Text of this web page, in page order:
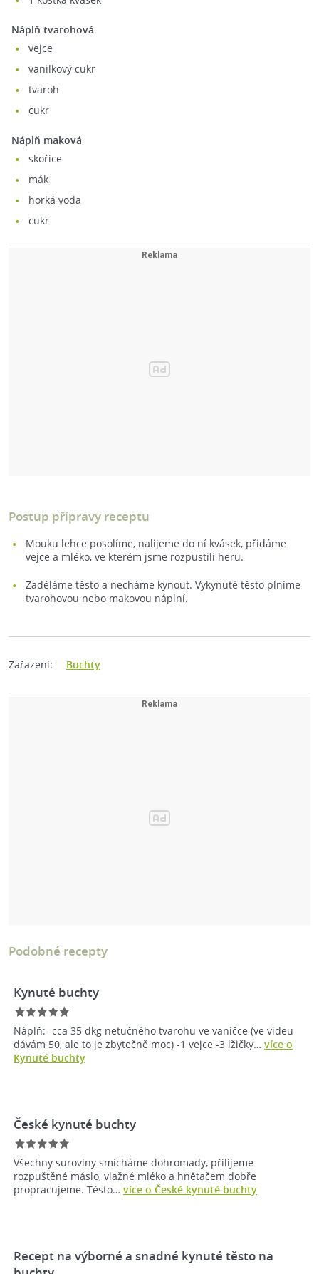
Náplň tvarohová
vejce
vanilkový cukr
tvaroh
cukr
Náplň maková
skořice
mák
horká voda
cukr
Postup přípravy receptu
Mouku lehce posolíme, nalijeme do ní kvásek, přidáme
vejce a mléko, ve kterém jsme rozpustili heru.
Zaděláme těsto a necháme kynout. Vykynuté těsto plníme
tvarohovou nebo makovou náplní.
Zařazení: Buchty
Podobné recepty
Kynuté buchty
Náplň: -cca 35 dkg netučného tvarohu ve vaničce (ve videu
dávám 50, ale to je zbytečně moc) -1 vejce -3 lžičky… více o
Kynuté buchty
České kynuté buchty
Všechny suroviny smícháme dohromady, přilijeme
rozpuštěné máslo, vlažné mléko a hnětačem dobře
propracujeme. Těsto… více o České kynuté buchty
Recept na výborné a snadné kynuté těsto na